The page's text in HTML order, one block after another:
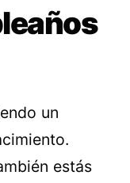
un
estás